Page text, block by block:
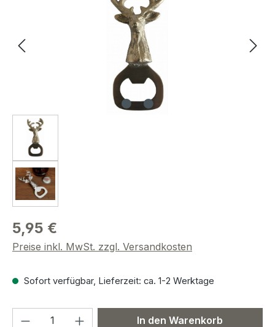
5,95 €
Preise inkl. MwSt. zzgl. Versandkosten
Sofort verfügbar, Lieferzeit: ca. 1-2 Werktage
Produkt Anzahl: Gib denIn den Warenkorb